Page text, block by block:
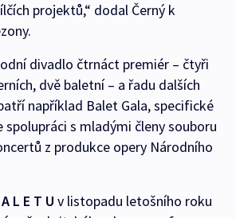
projektů,“ dodal Černý k
divadlo čtrnáct premiér – čtyři
dvě baletní – a řadu dalších
například Balet Gala, specifické
spolupráci s mladými členy souboru
z produkce opery Národního
L E T U v listopadu letošního roku